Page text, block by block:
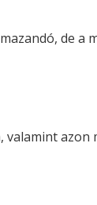
de a
valamint azon